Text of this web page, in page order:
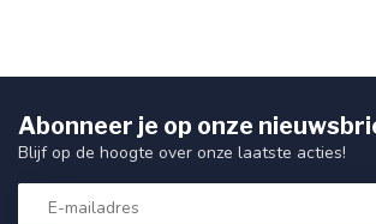
Abonneer je op onze
Blijf op de hoogte over onze laatste acties!